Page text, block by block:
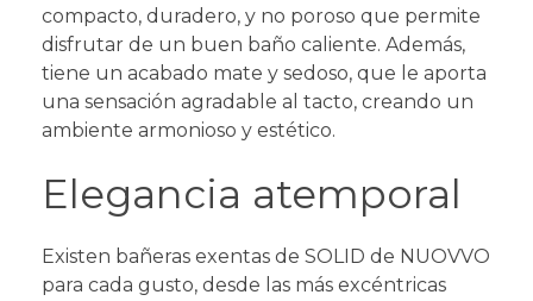
compacto, duradero, y no poroso que permite
disfrutar de un buen baño caliente. Además,
tiene un acabado mate y sedoso, que le aporta
una sensación agradable al tacto, creando un
ambiente armonioso y estético.
Elegancia atemporal
Existen bañeras exentas de SOLID de NUOVVO
para cada gusto, desde las más excéntricas